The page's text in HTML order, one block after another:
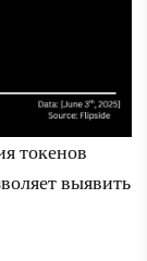
токенов
выявить